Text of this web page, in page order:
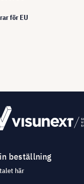
för EU
beställning
här